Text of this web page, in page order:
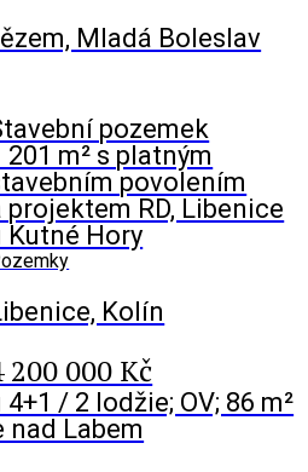
Mladá Boleslav
pozemek
201 m² s platným
povolením
projektem RD, Libenice
Kutné Hory
Kolín
200 000 Kč
/ 2 lodžie; OV; 86 m²
nad Labem